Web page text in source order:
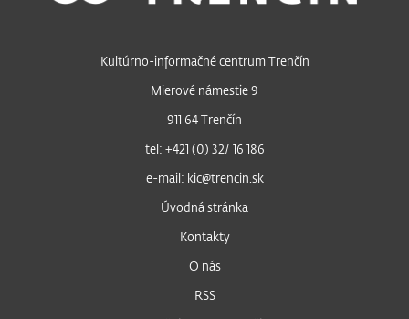
Kultúrno-informačné centrum Trenčín
Mierové námestie 9
911 64 Trenčín
tel: +421 (0) 32/ 16 186
e-mail: kic@trencin.sk
Úvodná stránka
Kontakty
O nás
RSS